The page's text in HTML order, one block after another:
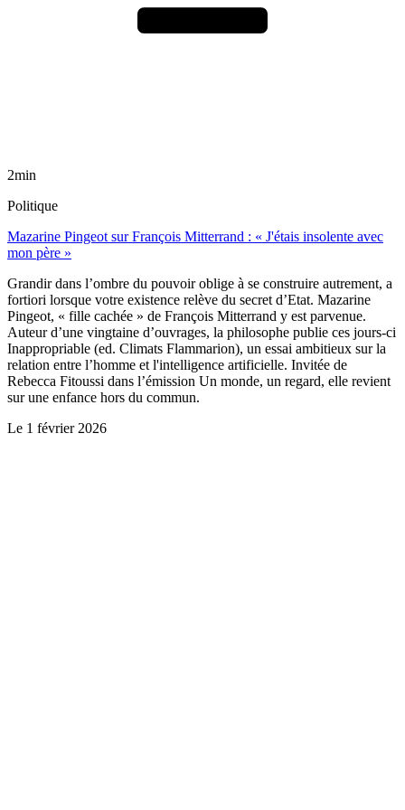
2min
Politique
Mazarine Pingeot sur François Mitterrand : « J'étais insolente avec
mon père »
Grandir dans l’ombre du pouvoir oblige à se construire autrement, a
fortiori lorsque votre existence relève du secret d’Etat. Mazarine
Pingeot, « fille cachée » de François Mitterrand y est parvenue.
Auteur d’une vingtaine d’ouvrages, la philosophe publie ces jours-ci
Inappropriable (ed. Climats Flammarion), un essai ambitieux sur la
relation entre l’homme et l'intelligence artificielle. Invitée de
Rebecca Fitoussi dans l’émission Un monde, un regard, elle revient
sur une enfance hors du commun.
Le 1 février 2026